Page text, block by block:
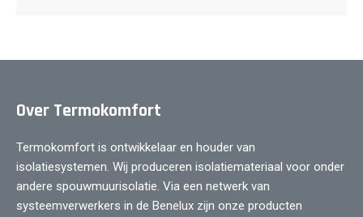
Over Termokomfort
Termokomfort is ontwikkelaar en houder van
isolatiesystemen. Wij produceren isolatiemateriaal voor onder
andere spouwmuurisolatie. Via een netwerk van
systeemverwerkers in de Benelux zijn onze producten